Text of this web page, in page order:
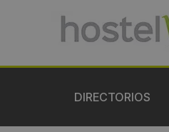
DIRECTORIOS